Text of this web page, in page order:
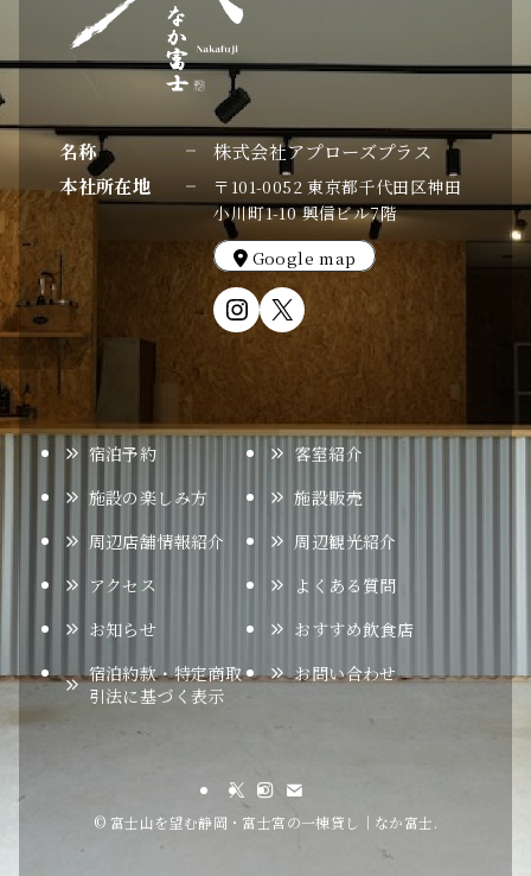
名称
株式会社アプローズプラス
本社所在地
〒101-0052 東京都千代田区神田
小川町1-10 興信ビル7階
Google map
Instagram
X
宿泊予約
客室紹介
施設の楽しみ方
施設販売
周辺店舗情報紹介
周辺観光紹介
アクセス
よくある質問
お知らせ
おすすめ飲食店
宿泊約款・特定商取
引法に基づく表示
お問い合わせ
© 富士山を望む静岡・富士宮の一棟貸し｜なか富士.